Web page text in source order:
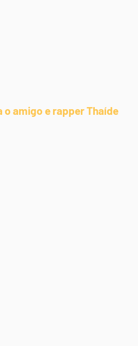
o amigo e rapper Thaíde